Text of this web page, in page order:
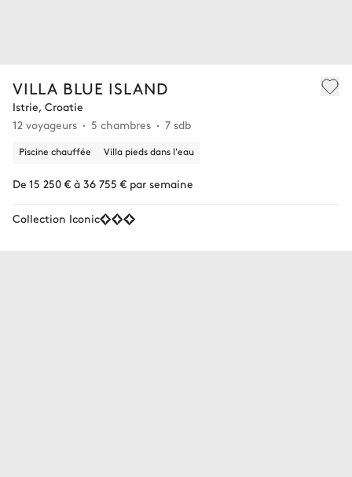
VILLA BLUE ISLAND
Istrie, Croatie
12 voyageurs
5 chambres 7 sdb
Piscine chauffée Villa pieds dans l'eau
De 15 250 € à 36 755 € par semaine
Collection Iconic